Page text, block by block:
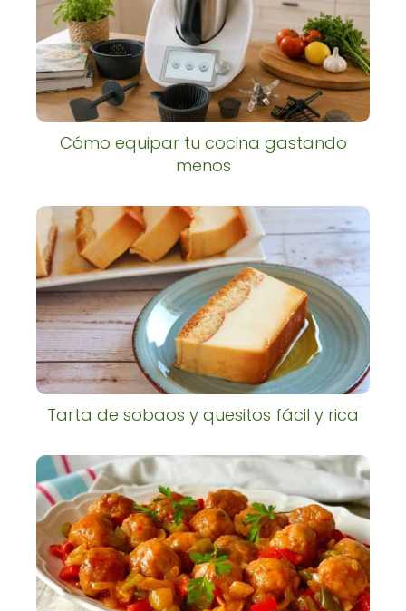
Cómo equipar tu cocina gastando
menos
Tarta de sobaos y quesitos fácil y rica